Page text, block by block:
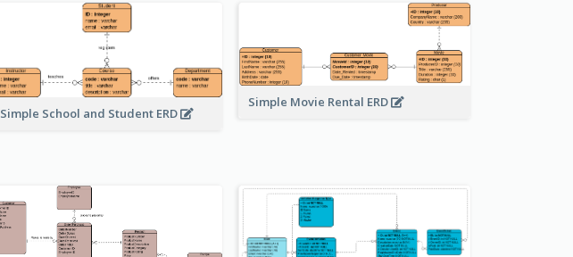
Simple School and Student ERD
Simple Movie Rental ERD